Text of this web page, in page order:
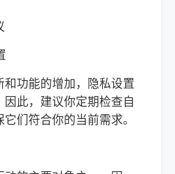
和功能的增加，隐私设置
此，建议你定期检查自
们符合你的当前需求。